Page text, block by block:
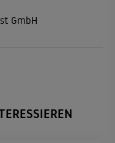
GmbH